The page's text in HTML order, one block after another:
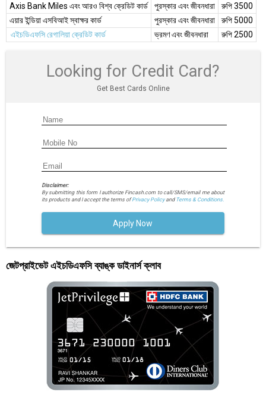
Axis Bank Miles এবং আরও বিশ্ব ক্রেডিট কার্ড
পুরস্কার এবং জীবনধারা
রুপি 3500
এয়ার ইন্ডিয়া এসবিআই স্বাক্ষর কার্ড
পুরস্কার এবং জীবনধারা
রুপি 5000
এইচডিএফসি রেগালিয়া ক্রেডিট কার্ড
ভ্রমণ এবং জীবনধারা রুপি 2500
Looking for Credit Card?
Get Best Cards Online
Disclaimer:
By submitting this form I authorize Fincash.com to call/SMS/email me about
its products and I accept the terms ofPrivacy Policyand Terms & Conditions.
Apply Now
জেটপ্রাইভেট এইচডিএফসি ব্যাঙ্ক ডাইনার্স ক্লাব